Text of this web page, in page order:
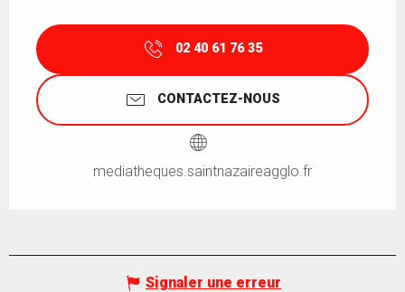
02 40 61 76 35
CONTACTEZ-NOUS
mediatheques.saintnazaireagglo.fr
Signaler une erreur